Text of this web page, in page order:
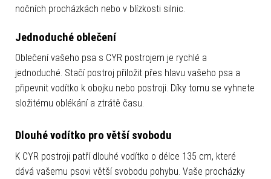
nočních procházkách nebo v blízkosti silnic.
Jednoduché oblečení
Oblečení vašeho psa s CYR postrojem je rychlé a
jednoduché. Stačí postroj přiložit přes hlavu vašeho psa a
připevnit vodítko k obojku nebo postroji. Díky tomu se vyhnete
složitému oblékání a ztrátě času.
Dlouhé vodítko pro větší svobodu
K CYR postroji patří dlouhé vodítko o délce 135 cm, které
dává vašemu psovi větší svobodu pohybu. Vaše procházky